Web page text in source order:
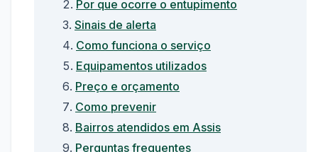
Por que ocorre o entupimento
Sinais de alerta
Como funciona o serviço
Equipamentos utilizados
Preço e orçamento
Como prevenir
Bairros atendidos em Assis
Perguntas frequentes